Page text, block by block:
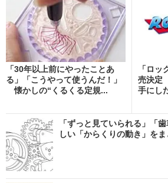
「30年以上前にやったことあ
る」「こうやって使うんだ！」
懐かしの“くるくる定規...
「ロ
売決定
手にし
「ずっと見ていられる」「
しい「からくりの動き」を